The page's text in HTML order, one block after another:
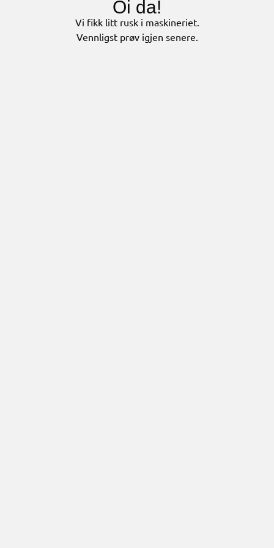
Oi da!
Vi fikk litt rusk i maskineriet.
Vennligst prøv igjen senere.